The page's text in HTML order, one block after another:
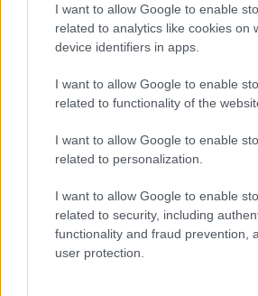
I want to allow Google to enable
related to analytics like cookies on
device identifiers in apps.
I want to allow Google to enable
related to functionality of the
I want to allow Google to enable
related to personalization.
I want to allow Google to enable
related to security, including
functionality and fraud prevention,
user protection.
QUOTAZIONI CRYPTO
Nome
Eureka Bridged PAX
Gold (Terra
Kinza Babylon Staked